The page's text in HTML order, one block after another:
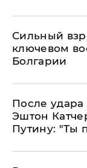
Сильный
ключевом
Болгарии
После
Эштон
Путину: "Ты